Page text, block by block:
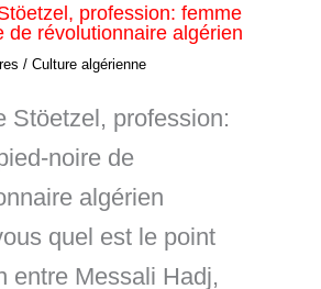
profession: femme
de révolutionnaire algérien
/ Culture algérienne
Stöetzel, profession:
noire de
algérien
quel est le point
entre Messali Hadj,